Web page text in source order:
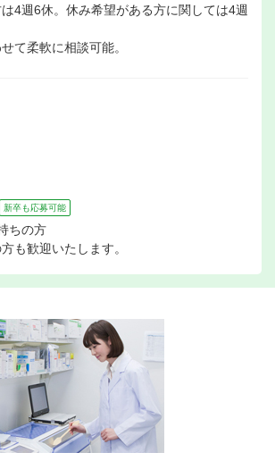
4週6休。休み希望がある方に関しては4週
て柔軟に相談可能。
新卒も応募可能
ちの方
も歓迎いたします。